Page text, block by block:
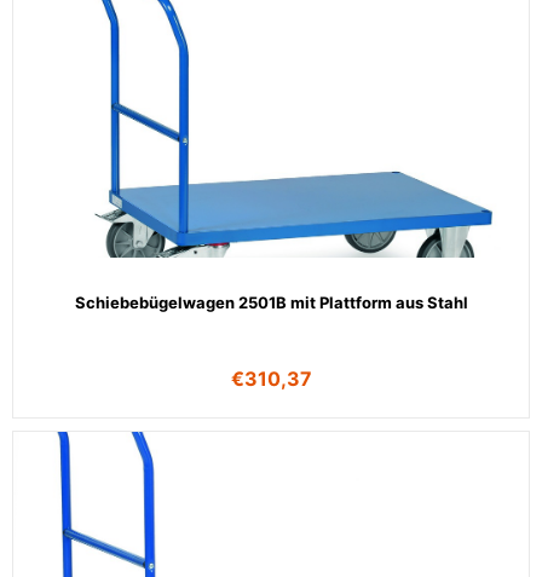
Schiebebügelwagen 2501B mit Plattform aus Stahl
€310,37